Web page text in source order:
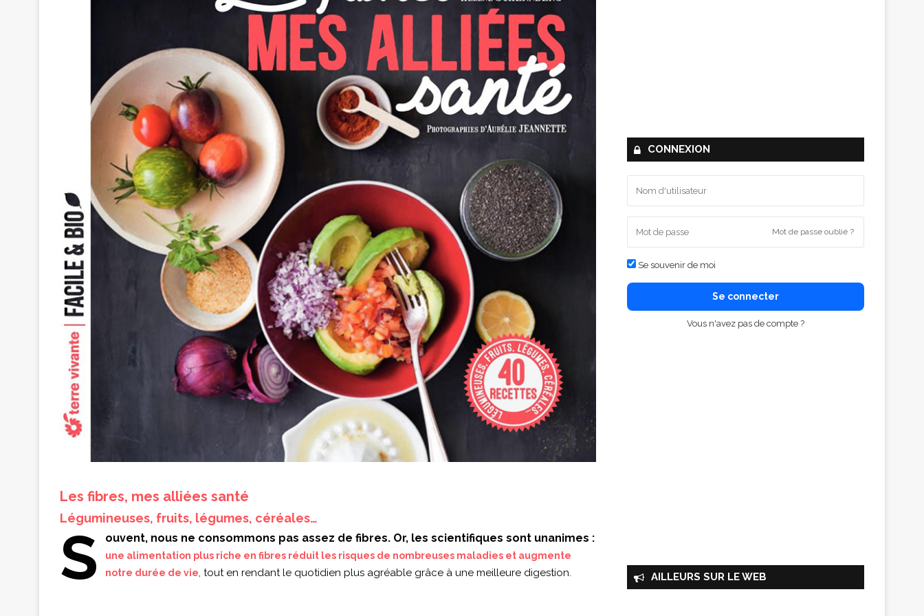
Les fibres, mes alliées santé
Légumineuses, fruits, légumes, céréales…
S ouvent, nous ne consommons pas assez de fibres. Or, les scientifiques sont unanimes :
une alimentation plus riche en fibres réduit les risques de nombreuses maladies et augmente
notre durée de vie, tout en rendant le quotidien plus agréable grâce à une meilleure digestion.
CONNEXION
Mot de passe oublié ?
Se souvenir de moi
Se connecter
Vous n'avez pas de compte ?
AILLEURS SUR LE WEB